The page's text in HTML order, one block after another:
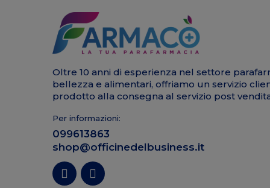
Oltre 10 anni di esperienza nel settore
bellezza e alimentari, offriamo un servizio
prodotto alla consegna al servizio post
Per informazioni:
099613863
shop@officinedelbusiness.it